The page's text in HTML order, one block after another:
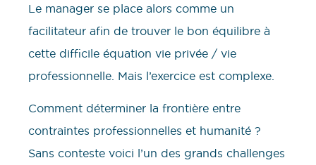
Le manager se place alors comme un
facilitateur afin de trouver le bon équilibre à
cette difficile équation vie privée / vie
professionnelle. Mais l’exercice est complexe.
Comment déterminer la frontière entre
contraintes professionnelles et humanité ?
Sans conteste voici l’un des grands challenges